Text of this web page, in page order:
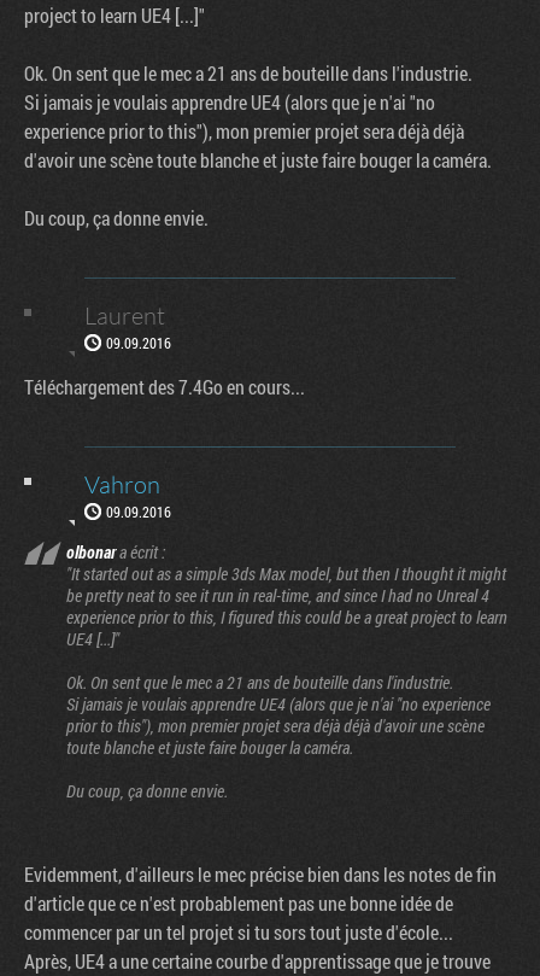
project to learn UE4 [...]"
Ok. On sent que le mec a 21 ans de bouteille dans l'industrie.
Si jamais je voulais apprendre UE4 (alors que je n'ai "no
experience prior to this"), mon premier projet sera déjà déjà
d'avoir une scène toute blanche et juste faire bouger la caméra.
Du coup, ça donne envie.
Laurent
09.09.2016
Téléchargement des 7.4Go en cours...
Vahron
09.09.2016
olbonara écrit :
"It started out as a simple 3ds Max model, but then I thought it might
be pretty neat to see it run in real-time, and since I had no Unreal 4
experience prior to this, I figured this could be a great project to learn
UE4 [...]"
Ok. On sent que le mec a 21 ans de bouteille dans l'industrie.
Si jamais je voulais apprendre UE4 (alors que je n'ai "no experience
prior to this"), mon premier projet sera déjà déjà d'avoir une scène
toute blanche et juste faire bouger la caméra.
Du coup, ça donne envie.
Evidemment, d'ailleurs le mec précise bien dans les notes de fin
d'article que ce n'est probablement pas une bonne idée de
commencer par un tel projet si tu sors tout juste d'école...
Après, UE4 a une certaine courbe d'apprentissage que je trouve